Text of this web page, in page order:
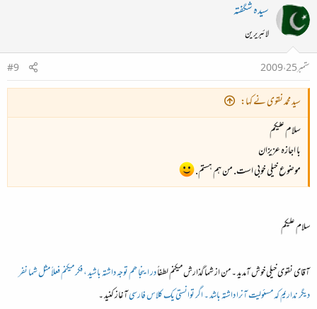
سیدہ شگفتہ
لائبریرین
ستمبر 25، 2009
#9
سید محمد نقوی نے کہا:
سلام علیکم
با اجازہ عزیزان
موضوع خیلی خوبی است. من ہم ہستم.
سلام علیکم
آقای نقوی خیلی خوش آمدید ۔ من از شما گذارش میکنم لطفاًدر اینجا ھم توجہ داشتہ باشید ، فکر میکنم فعلاً مثل شما نفر
دیگر نداریم کہ مسئولیت آنرا داشتہ باشد ۔ اگر توانستی یک کلاس فارسیآغاز کنید ۔